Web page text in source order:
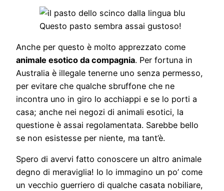
Questo pasto sembra assai gustoso!
Anche per questo è molto apprezzato come
animale esotico da compagnia. Per fortuna in
Australia è illegale tenerne uno senza permesso,
per evitare che qualche sbruffone che ne
incontra uno in giro lo acchiappi e se lo porti a
casa; anche nei negozi di animali esotici, la
questione è assai regolamentata. Sarebbe bello
se non esistesse per niente, ma tant’è.
Spero di avervi fatto conoscere un altro animale
degno di meraviglia! Io lo immagino un po’ come
un vecchio guerriero di qualche casata nobiliare,